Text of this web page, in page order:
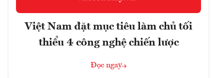
Việt Nam đặt mục tiêu làm chủ tối
thiểu 4 công nghệ chiến lược
Đọc ngay